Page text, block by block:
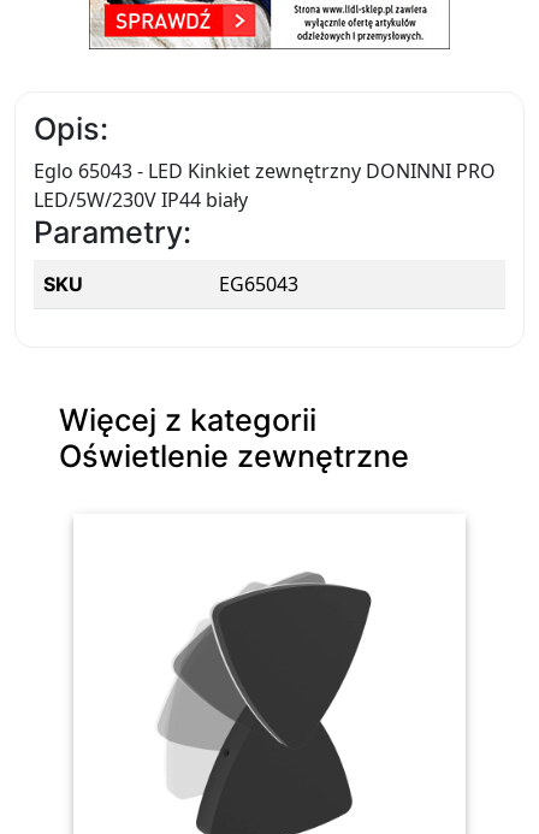
Opis:
Eglo 65043 - LED Kinkiet zewnętrzny DONINNI PRO
LED/5W/230V IP44 biały
Parametry:
SKU EG65043
Więcej z kategorii
Oświetlenie zewnętrzne